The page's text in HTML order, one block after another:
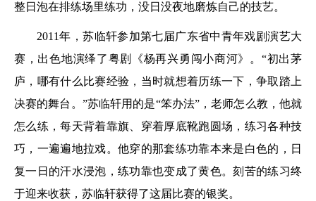
整日泡在排练场里练功，没日没夜地磨炼自己的技艺。
2011年，苏临轩参加第七届广东省中青年戏剧演艺大
赛，出色地演绎了粤剧《杨再兴勇闯小商河》。“初出茅
庐，哪有什么比赛经验，当时就想着历练一下，争取踏上
决赛的舞台。”苏临轩用的是“笨办法”，老师怎么教，他就
怎么练，每天背着靠旗、穿着厚底靴跑圆场，练习各种技
巧，一遍遍地拉戏。他穿的那套练功靠本来是白色的，日
复一日的汗水浸泡，练功靠也变成了黄色。刻苦的练习终
于迎来收获，苏临轩获得了这届比赛的银奖。